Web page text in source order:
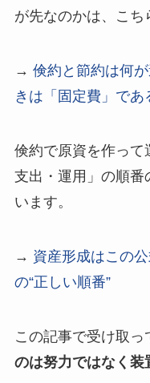
が先なのかは、こち
→ 倹約と節約は何
きは「固定費」であ
倹約で原資を作っ
支出・運用」の順番
います。
→ 資産形成はこの
の“正しい順番”
この記事で受け取っ
のは努力ではなく装